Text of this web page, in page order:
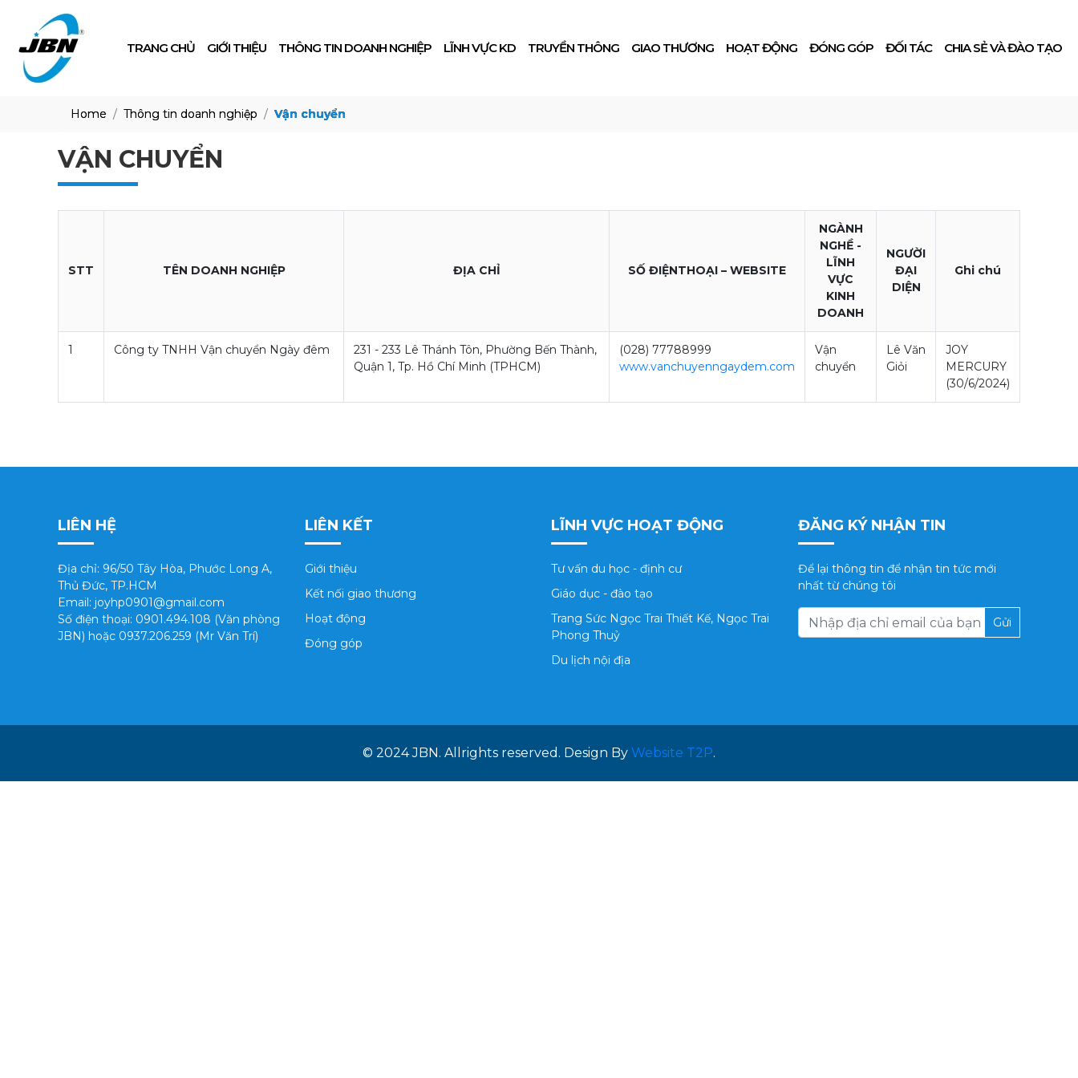
TRANG CHỦ GIỚI THIỆU THÔNG TIN DOANH NGHIỆP LĨNH VỰC KD TRUYỀN THÔNG GIAO THƯƠNG HOẠT ĐỘNG ĐÓNG GÓP ĐỐI TÁC CHIA SẺ VÀ ĐÀO TẠO
Home Thông tin doanh nghiệp Vận chuyển
VẬN CHUYỂN
STT TÊN DOANH NGHIỆP ĐỊA CHỈ SỐ ĐIỆNTHOẠI – WEBSITE
NGÀNH
NGHỀ -
LĨNH
VỰC
KINH
DOANH
NGƯỜI
ĐẠI
DIỆN
Ghi chú
1 Công ty TNHH Vận chuyển Ngày đêm
231 - 233 Lê Thánh Tôn, Phường Bến Thành,
Quận 1, Tp. Hồ Chí Minh (TPHCM)
(028) 77788999
www.vanchuyenngaydem.com
Vận
chuyển
Lê Văn
Giỏi
JOY
MERCURY
(30/6/2024)
LIÊN HỆ
Địa chỉ: 96/50 Tây Hòa, Phước Long A,
Thủ Đức, TP.HCM
Email: joyhp0901@gmail.com
Số điện thoại: 0901.494.108 (Văn phòng
JBN) hoặc 0937.206.259 (Mr Văn Trí)
LIÊN KẾT
Giới thiệu
Kết nối giao thương
Hoạt động
Đóng góp
LĨNH VỰC HOẠT ĐỘNG
Tư vấn du học - định cư
Giáo dục - đào tạo
Trang Sức Ngọc Trai Thiết Kế, Ngọc Trai
Phong Thuỷ
Du lịch nội địa
ĐĂNG KÝ NHẬN TIN
Để lại thông tin để nhận tin tức mới
nhất từ chúng tôi
© 2024 JBN. Allrights reserved. Design By Website T2P.